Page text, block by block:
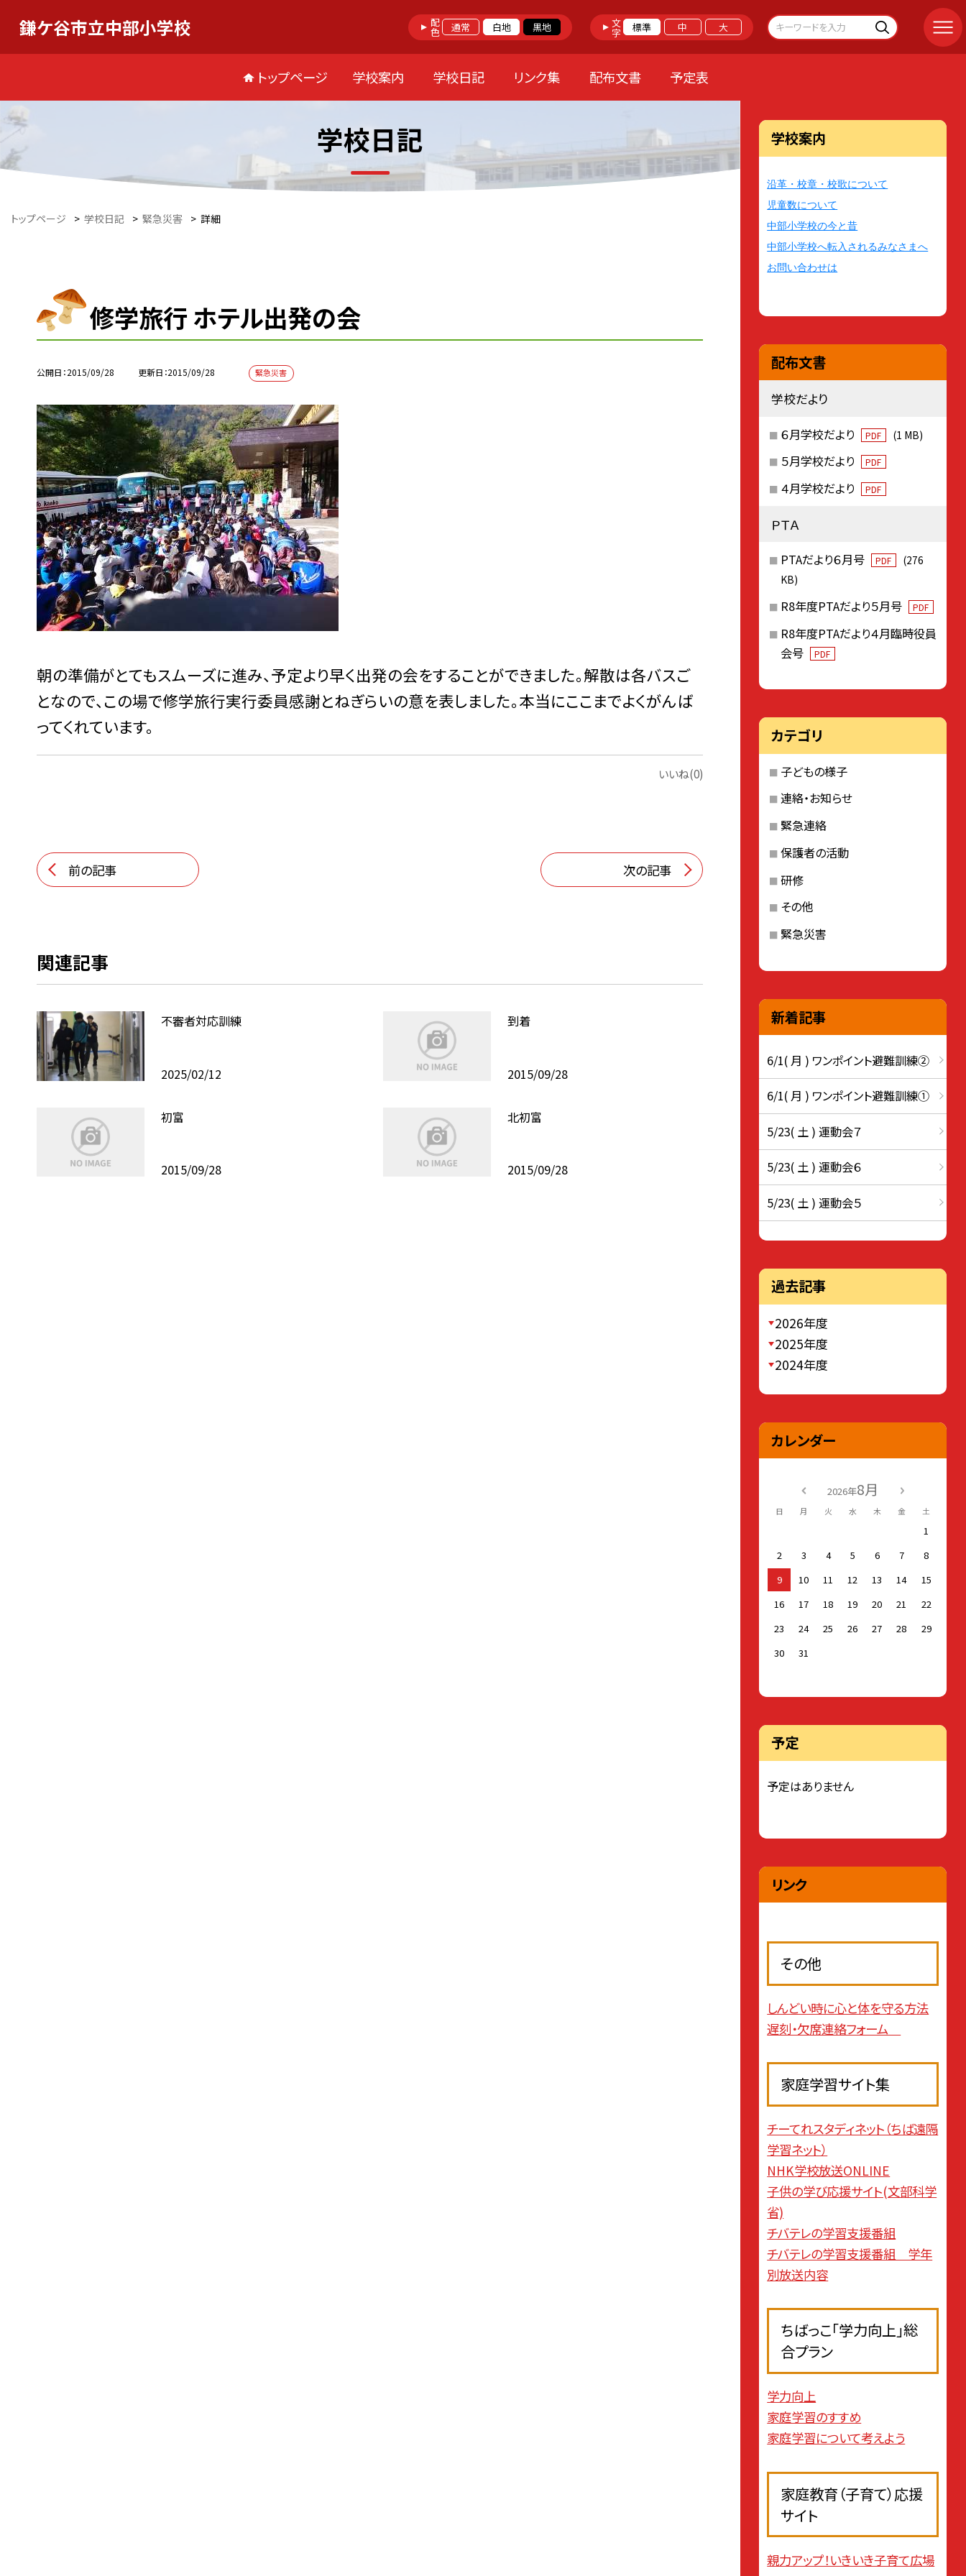
鎌ケ谷市立中部小学校 配色 通常 白地 黒地 文字 標準 中 大
トップページ 学校案内 学校日記 リンク集 配布文書 予定表
学校日記
トップページ > 学校日記 > 緊急災害 > 詳細
修学旅行 ホテル出発の会
公開日 2015/09/28 更新日 2015/09/28 緊急災害
朝の準備がとてもスムーズに進み、予定より早く出発の会をすることができました。解散は各バスご
となので、この場で修学旅行実行委員感謝とねぎらいの意を表しました。本当にここまでよくがんば
ってくれています。
いいね(0)
前の記事 次の記事
関連記事
不審者対応訓練
2025/02/12
到着
2015/09/28
初富
2015/09/28
北初富
2015/09/28
学校案内
沿革・校章・校歌について
児童数について
中部小学校の今と昔
中部小学校へ転入されるみなさまへ
お問い合わせは
配布文書
学校だより
６月学校だより PDF (1 MB)
５月学校だより PDF
４月学校だより PDF
ＰＴＡ
PTAだより６月号 PDF
(276
KB)
R8年度PTAだより５月号 PDF
R8年度PTAだより４月臨時役員
会号
PDF
カテゴリ
子どもの様子
連絡・お知らせ
緊急連絡
保護者の活動
研修
その他
緊急災害
新着記事
6/1( 月 ) ワンポイント避難訓練②
6/1( 月 ) ワンポイント避難訓練①
5/23( 土 ) 運動会７
5/23( 土 ) 運動会６
5/23( 土 ) 運動会５
過去記事
2026年度
2025年度
2024年度
カレンダー
2026年8月
日 月 火 水 木 金 土
1
2
3 4 5 6 7
8
9
10 11 12 13 14
15
16
17 18 19 20 21
22
23
24 25 26 27 28
29
30
31
予定
予定はありません
リンク
その他
しんどい時に心と体を守る方法
遅刻・欠席連絡フォーム
家庭学習サイト集
チーてれスタディネット（ちば遠隔
学習ネット）
NHK学校放送ONLINE
子供の学び応援サイト(文部科学
省)
チバテレの学習支援番組
チバテレの学習支援番組 学年
別放送内容
ちばっこ「学力向上」総
合プラン
学力向上
家庭学習のすすめ
家庭学習について考えよう
家庭教育（子育て）応援
サイト
親力アップ！いきいき子育て広場